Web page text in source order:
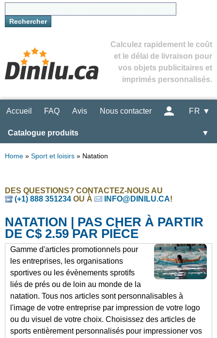
Calculez rapidement le coût
et le délai de livraison pour
vos objets publicitaires et
imprimés personnalisés.
Accueil FAQ Avis Nous contacter FR ▼
Catalogue produits ▼
Home » Sport et loisirs » Natation
DES QUESTIONS? CONTACTEZ-NOUS AU
(+1) 888 351234 OU À INFO@DINILU.CA!
NATATION | PAS CHER À PARTIR
DE C$ 2.59 PAR PIÈCE
Gamme d'articles promotionnels pour
les entreprises, les organisations
sportives ou les évènements sprotifs
liés de prés ou de loin au monde de la
natation. Tous nos articles sont personnalisables à
l'image de votre entreprise par impression de votre logo
ou du visuel de votre choix. Choisissez des articles de
sports entièrement personnalisés pour impressioner vos